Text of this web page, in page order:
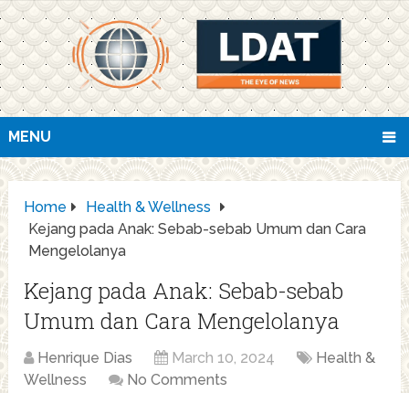
MENU
Home
Health & Wellness
Kejang pada Anak: Sebab-sebab Umum dan Cara
Mengelolanya
Kejang pada Anak: Sebab-sebab
Umum dan Cara Mengelolanya
Henrique Dias March 10, 2024
Health &
Wellness
No Comments